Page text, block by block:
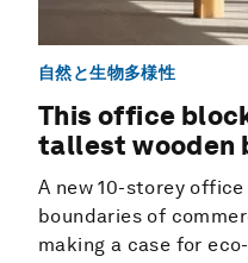
自然と生物多様性
This office
tallest wooden
A new 10-storey
boundaries of
making a case for